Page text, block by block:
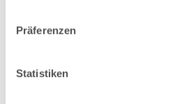
Präferenzen
Statistiken